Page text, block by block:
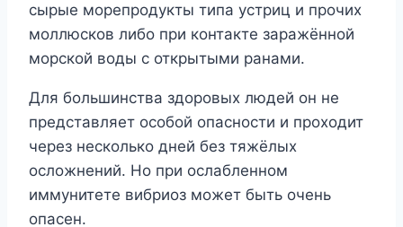
сырые морепродукты типа устриц и прочих
моллюсков либо при контакте заражённой
морской воды с открытыми ранами.
Для большинства здоровых людей он не
представляет особой опасности и проходит
через несколько дней без тяжёлых
осложнений. Но при ослабленном
иммунитете вибриоз может быть очень
опасен.